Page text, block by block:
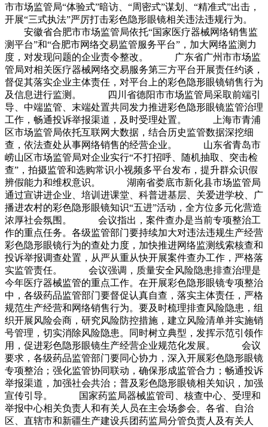
市市场监管局“体验式”暗访、“周密式”谋划、“精准式”出击，
开展“三式执法”严厉打击彩色隐形眼镜相关违法违规行为。
安徽省合肥市市场监管局依托“国家医疗器械网络销售监
测平台”和“合肥市网络交易监管服务平台”，加大网络监测力
度，对发现问题的企业责令整改。 广东省广州市市场监
管局对相关医疗器械网络交易服务第三方平台开展责任约谈，
督促其落实企业主体责任，对平台上的彩色隐形眼镜销售行为
及信息进行监测。 四川省德阳市市场监管局采取前端引
导、中端监管、末端处置共同发力推进彩色隐形眼镜监管治理
工作，畅通投诉举报渠道，及时受理处置。 上海市青浦
区市场监管局依托互联网大数据，结合历史监管数据深挖细
查，依法查处从事网络销售的经营企业。 山东省青岛市
崂山区市场监管局对企业实行“不打招呼、随机抽取、突击检
查”，拍摄监管和选购常识小视频多平台发布，提升群众识假
辨假能力和维权意识。 湖南省娄底市新化县市场监管局
通过宣讲进企业、培训进课堂、科普进基层、关爱进学校、广
播进农村的彩色隐形眼镜知识“五进”活动，全方位多元化营造
浓厚社会氛围。 会议指出，案件查办是当前专项整治工
作的重点任务。各级监管部门要持续加大对违法违规生产经营
彩色隐形眼镜行为的查处力度，加快推进网络监测线索核查和
投诉举报调查处置，从严从重从快开展案件查办工作，严格落
实监管责任。 会议强调，质量安全风险隐患排查治理是
今年医疗器械监管的重点工作。在开展彩色隐形眼镜专项整治
中，各级药品监管部门要督促认真自查，落实主体责任，严格
规范生产经营和网络销售行为。要及时梳理排查风险隐患，组
织开展风险会商，研究风险防控措施，建立风险清单并实施销
号管理，切实消除风险隐患。同时树立典型，发挥示范引领作
用，促进彩色隐形眼镜生产经营企业规范化发展。 会议
要求，各级药品监管部门要同心协力，深入开展彩色隐形眼镜
专项整治；强化监管协同联动，确保形成监管合力；畅通投诉
举报渠道，加强社会共治；普及彩色隐形眼镜相关知识，加强
宣传引导。 国家药监局器械监管司、核查中心、受理和
举报中心相关负责人和有关人员在主会场参会。各省、自治
区、直辖市和新疆生产建设兵团药监局分管负责人及有关人